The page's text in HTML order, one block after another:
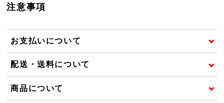
注意事項
お支払いについて
配送・送料について
商品について